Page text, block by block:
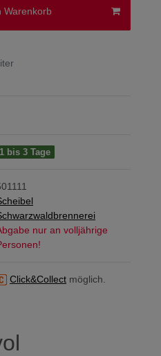
Warenkorb
1 bis 3 Tage
nur an volljährige
Click&Collect möglich.